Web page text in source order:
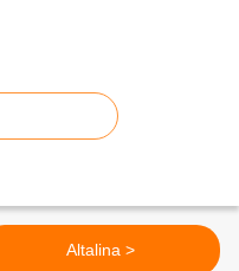
Altalina >